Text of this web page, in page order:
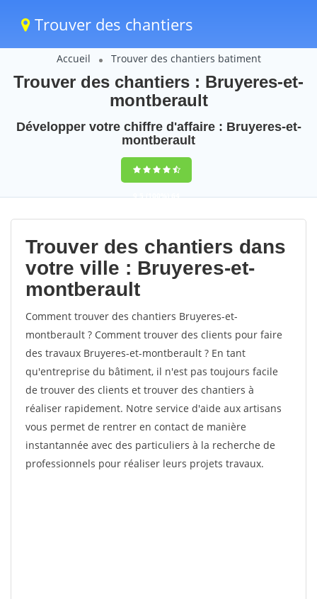
Trouver des chantiers
Accueil Trouver des chantiers batiment
Trouver des chantiers : Bruyeres-et-
montberault
Développer votre chiffre d'affaire : Bruyeres-et-
montberault
9,5(100%)64
votes
Trouver des chantiers dans
votre ville : Bruyeres-et-
montberault
Comment trouver des chantiers Bruyeres-et-
montberault ? Comment trouver des clients pour faire
des travaux Bruyeres-et-montberault ? En tant
qu'entreprise du bâtiment, il n'est pas toujours facile
de trouver des clients et trouver des chantiers à
réaliser rapidement. Notre service d'aide aux artisans
vous permet de rentrer en contact de manière
instantannée avec des particuliers à la recherche de
professionnels pour réaliser leurs projets travaux.